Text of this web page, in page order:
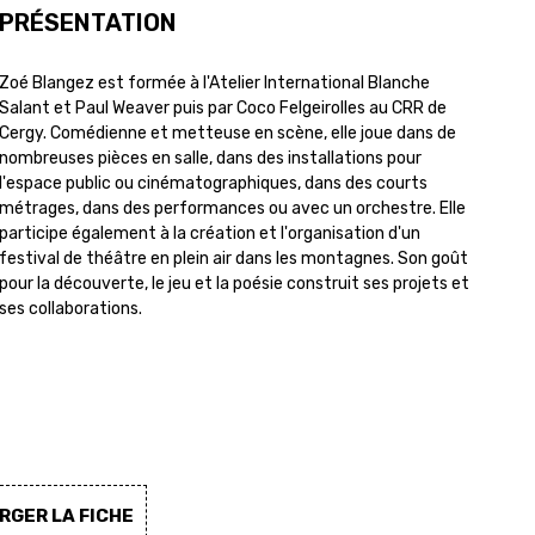
Blangez est formée à l'Atelier International Blanche
et Paul Weaver puis par Coco Felgeirolles au CRR de
Comédienne et metteuse en scène, elle joue dans de
pièces en salle, dans des installations pour
public ou cinématographiques, dans des courts
dans des performances ou avec un orchestre. Elle
également à la création et l'organisation d'un
de théâtre en plein air dans les montagnes. Son goût
la découverte, le jeu et la poésie construit ses projets et
collaborations.
LA FICHE